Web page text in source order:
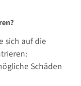
sich auf die
Schäden